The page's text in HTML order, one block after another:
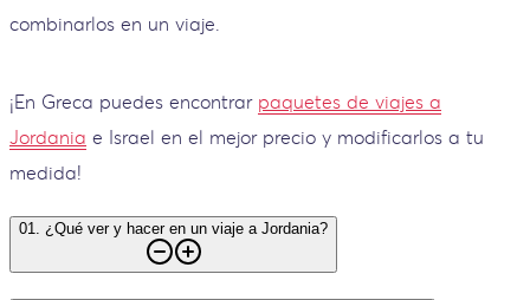
combinarlos en un viaje.
¡En Greca puedes encontrar paquetes de viajes a
Jordania e Israel en el mejor precio y modificarlos a tu
medida!
01 ¿Qué ver y hacer en un viaje a Jordania?